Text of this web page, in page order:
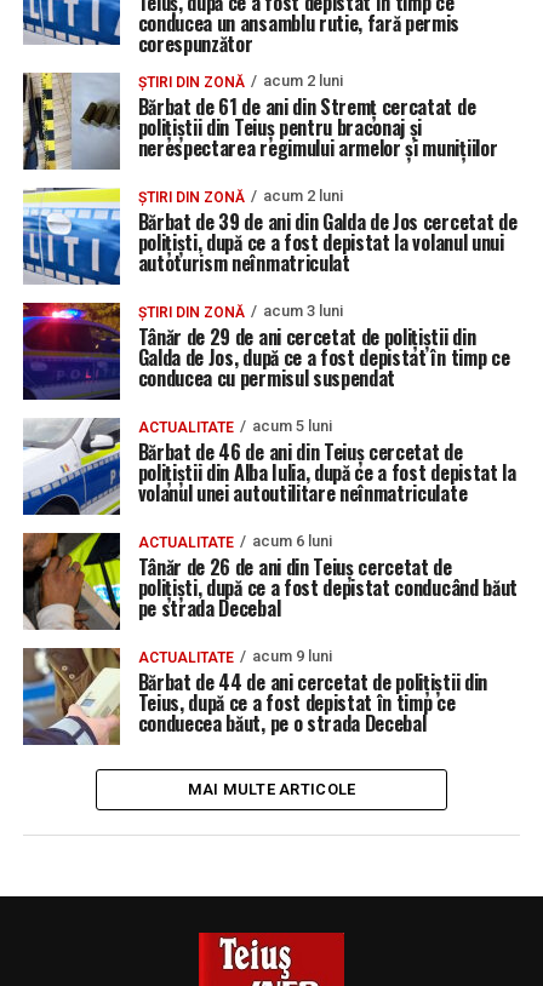
conducea un ansamblu rutie, fară permis
corespunzător
ȘTIRI DIN ZONĂ acum 2 luni
Bărbat de 61 de ani din Stremț cercatat de
polițiștii din Teiuș pentru braconaj și
nerespectarea regimului armelor și munițiilor
ȘTIRI DIN ZONĂ acum 2 luni
Bărbat de 39 de ani din Galda de Jos cercetat de
polițiști, după ce a fost depistat la volanul unui
autoturism neînmatriculat
ȘTIRI DIN ZONĂ acum 3 luni
Tânăr de 29 de ani cercetat de polițiștii din
Galda de Jos, după ce a fost depistat în timp ce
conducea cu permisul suspendat
ACTUALITATE acum 5 luni
Bărbat de 46 de ani din Teiuș cercetat de
polițiștii din Alba Iulia, după ce a fost depistat la
volanul unei autoutilitare neînmatriculate
ACTUALITATE acum 6 luni
Tânăr de 26 de ani din Teiuș cercetat de
polițiști, după ce a fost depistat conducând băut
pe strada Decebal
ACTUALITATE acum 9 luni
Bărbat de 44 de ani cercetat de polițiștii din
Teius, după ce a fost depistat în timp ce
conduecea băut, pe o strada Decebal
MAI MULTE ARTICOLE